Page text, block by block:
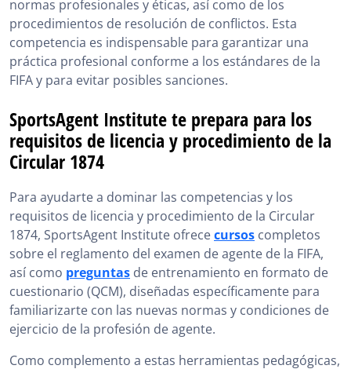
normas profesionales y éticas, así como de los
procedimientos de resolución de conflictos. Esta
competencia es indispensable para garantizar una
práctica profesional conforme a los estándares de la
FIFA y para evitar posibles sanciones.
SportsAgent Institute te prepara para los
requisitos de licencia y procedimiento de la
Circular 1874
Para ayudarte a dominar las competencias y los
requisitos de licencia y procedimiento de la Circular
1874, SportsAgent Institute ofrececursos completos
sobre el reglamento del examen de agente de la FIFA,
así como preguntas de entrenamiento en formato de
cuestionario (QCM), diseñadas específicamente para
familiarizarte con las nuevas normas y condiciones de
ejercicio de la profesión de agente.
Como complemento a estas herramientas pedagógicas,